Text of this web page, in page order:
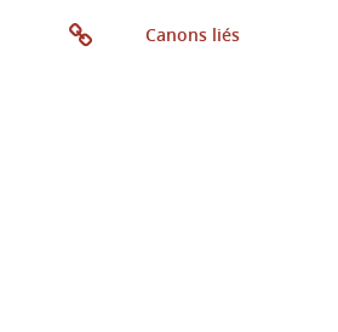
Canons liés